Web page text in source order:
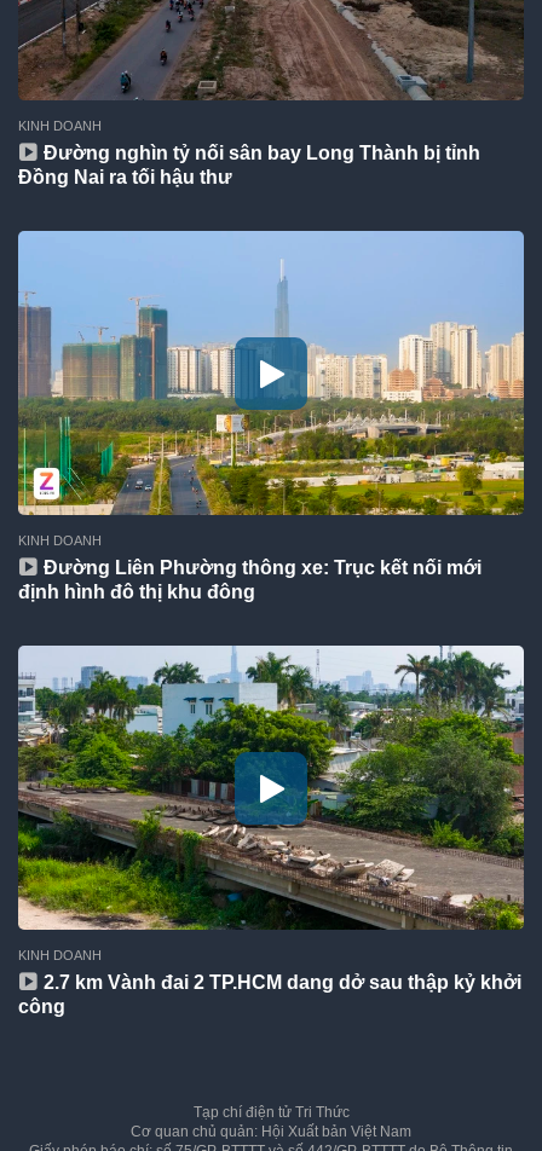
KINH DOANH
Đường nghìn tỷ nối sân bay Long Thành bị tỉnh
Đồng Nai ra tối hậu thư
KINH DOANH
Đường Liên Phường thông xe: Trục kết nối mới
định hình đô thị khu đông
KINH DOANH
2.7 km Vành đai 2 TP.HCM dang dở sau thập kỷ khởi
công
Tạp chí điện tử Tri Thức
Cơ quan chủ quản: Hội Xuất bản Việt Nam